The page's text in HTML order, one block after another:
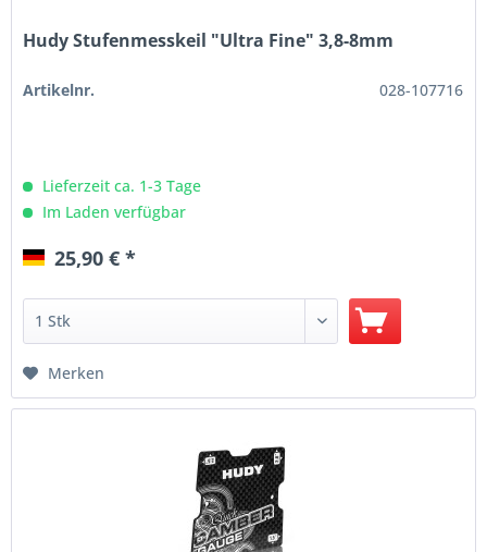
Hudy Stufenmesskeil "Ultra Fine" 3,8-8mm
Artikelnr. 028-107716
Lieferzeit ca. 1-3 Tage
Im Laden verfügbar
25,90 € *
Merken